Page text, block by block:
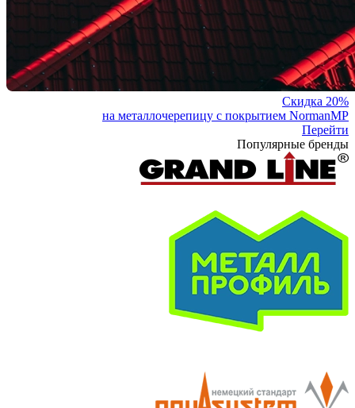
Скидка 20%
на металлочерепицу с покрытием NormanMP
Перейти
Популярные бренды